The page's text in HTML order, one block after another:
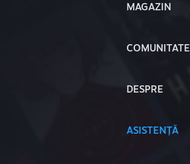
MAGAZIN
COMUNITATE
DESPRE
ASISTENȚĂ